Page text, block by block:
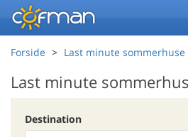
Forside Last minute sommerhuse
Last minute
Destination